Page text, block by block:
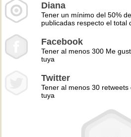
Diana
Tener un mínimo del 50%
publicadas respecto el total
Facebook
Tener al menos 300 Me
tuya
Twitter
Tener al menos 30
tuya